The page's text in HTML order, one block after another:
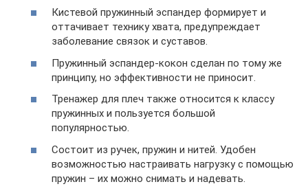
Кистевой пружинный эспандер формирует и
оттачивает технику хвата, предупреждает
заболевание связок и суставов.
Пружинный эспандер-кокон сделан по тому же
принципу, но эффективности не приносит.
Тренажер для плеч также относится к классу
пружинных и пользуется большой
популярностью.
Состоит из ручек, пружин и нитей. Удобен
возможностью настраивать нагрузку с помощью
пружин – их можно снимать и надевать.